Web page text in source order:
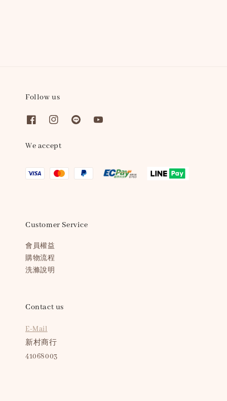
Follow us
We accept
Customer Service
會員權益
購物流程
洗滌說明
Contact us
E-Mail
新村商行
41068003